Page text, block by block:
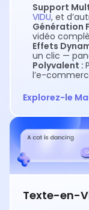
Support
VIDU, et
Génération
vidéo
Effets
un clic —
Polyvalent :
l’e-
Explorez-le
Texte-en-